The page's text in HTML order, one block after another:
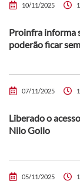
10/11/2025
Proinfra informa
poderão ficar
07/11/2025
Liberado o
Nilo Gollo
05/11/2025